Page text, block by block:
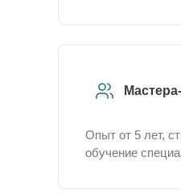
Опыт от 5 лет,
обучение